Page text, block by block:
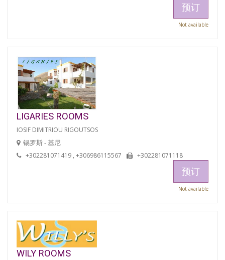
预订
Not available
LIGARIES ROOMS
IOSIF DIMITRIOU RIGOUTSOS
锡罗斯 - 基尼
+302281071419 , +306986115567 +302281071118
预订
Not available
WILY ROOMS